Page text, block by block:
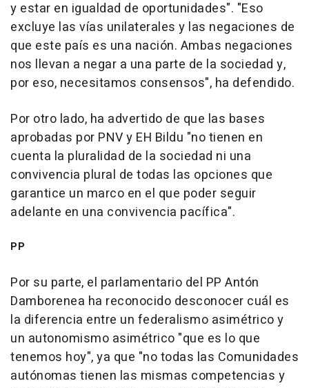
y estar en igualdad de oportunidades". "Eso
excluye las vías unilaterales y las negaciones de
que este país es una nación. Ambas negaciones
nos llevan a negar a una parte de la sociedad y,
por eso, necesitamos consensos", ha defendido.
Por otro lado, ha advertido de que las bases
aprobadas por PNV y EH Bildu "no tienen en
cuenta la pluralidad de la sociedad ni una
convivencia plural de todas las opciones que
garantice un marco en el que poder seguir
adelante en una convivencia pacífica".
PP
Por su parte, el parlamentario del PP Antón
Damborenea ha reconocido desconocer cuál es
la diferencia entre un federalismo asimétrico y
un autonomismo asimétrico "que es lo que
tenemos hoy", ya que "no todas las Comunidades
autónomas tienen las mismas competencias y